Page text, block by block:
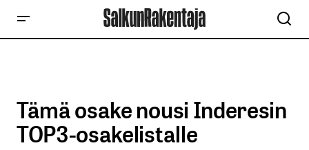
Tämä osake nousi Inderesin
TOP3-osakelistalle